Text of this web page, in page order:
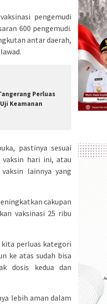
pengemudi
600 pengemudi.
antar daerah,
Perluas
Keamanan
pastinya sesuai
vaksin hari ini, atau
lainnya yang
cakupan
vaksinasi 25 ribu
perluas kategori
ke atas sudah bisa
dosis kedua dan
lebih aman dalam